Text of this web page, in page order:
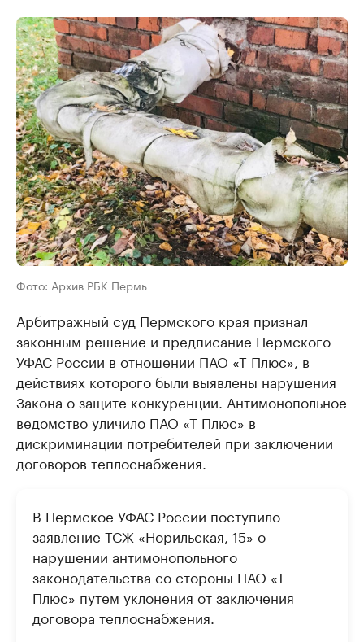
Фото: Архив РБК Пермь
Арбитражный суд Пермского края признал
законным решение и предписание Пермского
УФАС России в отношении ПАО «Т Плюс», в
действиях которого были выявлены нарушения
Закона о защите конкуренции. Антимонопольное
ведомство уличило ПАО «Т Плюс» в
дискриминации потребителей при заключении
договоров теплоснабжения.
В Пермское УФАС России поступило
заявление ТСЖ «Норильская, 15» о
нарушении антимонопольного
законодательства со стороны ПАО «Т
Плюс» путем уклонения от заключения
договора теплоснабжения.